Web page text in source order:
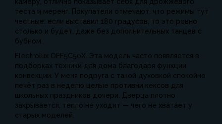
камеру, отлично показывает себя для дрожжевого
теста и меренг. Покупатели отмечают, что режимы тут
честные: если выставил 180 градусов, то это ровно
столько и будет, даже без дополнительных танцев с
бубном.
Electrolux OEF5C50X. Эта модель часто появляется в
подборках техники для дома благодаря функции
конвекции. У меня подруга с такой духовкой спокойно
печёт раз в неделю целые противни кексов для
школьных праздников дочери. Дверца плотно
закрывается, тепло не уходит — чего не хватает у
старых моделей.